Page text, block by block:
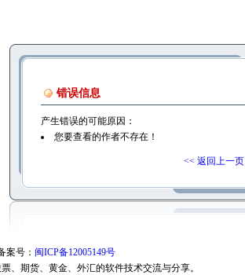
错误信息
产生错误的可能原因：
您要查看的作者不存在！
<< 返回上一页
案号： 闽ICP备12005149号
、期货、黄金、外汇的软件技术交流与分享。